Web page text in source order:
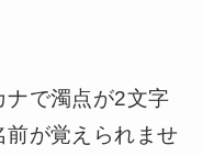
ナで濁点が2文字
前が覚えられませ